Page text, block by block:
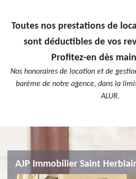
Toutes nos prestations de
sont déductibles de vos
Profitez-en dès
Nos honoraires de location et de
barème de notre agence, dans la
ALUR.
AJP Immobilier Saint